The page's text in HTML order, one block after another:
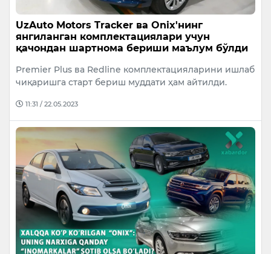
UzAuto Motors Tracker ва Onix'нинг
янгиланган комплектациялари учун
қачондан шартнома бериши маълум бўлди
Premier Plus ва Redline комплектацияларини ишлаб
чиқаришга старт бериш муддати ҳам айтилди.
11:31 / 22.05.2023